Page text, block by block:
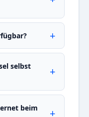
selbst
beim